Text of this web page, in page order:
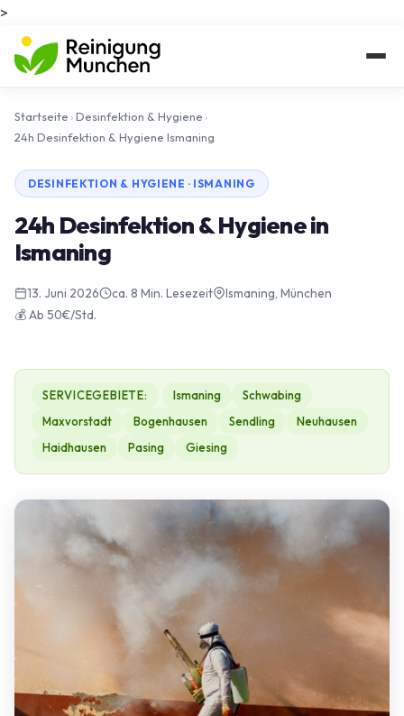
>
Startseite ›Desinfektion & Hygiene ›
24h Desinfektion & Hygiene Ismaning
DESINFEKTION & HYGIENE · ISMANING
24h Desinfektion & Hygiene in
Ismaning
13. Juni 2026 ca. 8 Min. Lesezeit
Ismaning, München
💰 Ab 50€/Std.
SERVICEGEBIETE: Ismaning
Schwabing
Maxvorstadt
Bogenhausen Sendling
Neuhausen
Haidhausen
Pasing Giesing